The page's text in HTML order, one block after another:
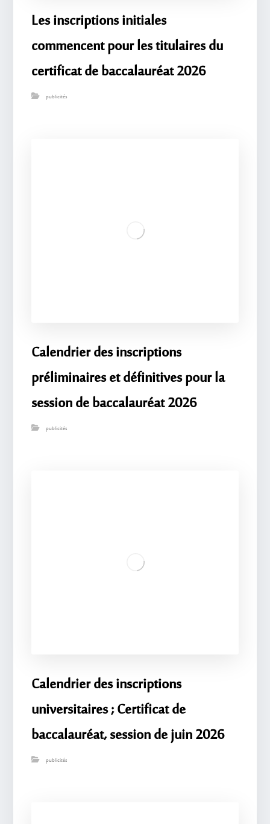
Les inscriptions initiales
commencent pour les titulaires du
certificat de baccalauréat 2026
publicités
Calendrier des inscriptions
préliminaires et définitives pour la
session de baccalauréat 2026
publicités
Calendrier des inscriptions
universitaires ; Certificat de
baccalauréat, session de juin 2026
publicités